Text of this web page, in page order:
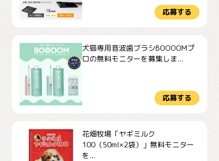
応募する
犬猫専用音波歯ブラシBOOOOMプ
ロの無料モニターを募集しま...
応募する
花畑牧場「ヤギミルク
100（50ml×2袋）」無料モニター
を...